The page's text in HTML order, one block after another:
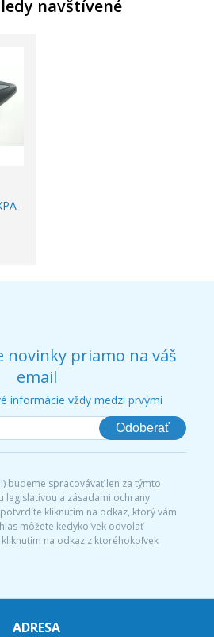
navštívené
novinky priamo na váš
email
informácie vždy medzi prvými
Odoberať
budeme spracovávať len za týmto
legislatívou a zásadami ochrany
kliknutím na odkaz, ktorý vám
môžete kedykoľvek odvolať
na odkaz z ktoréhokoľvek
ADRESA